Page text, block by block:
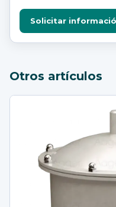
Solicitar
Otros artículos